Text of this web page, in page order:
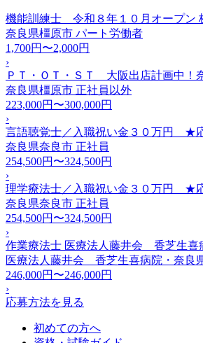
機能訓練士 令和８年１０月オープン
奈良県橿原市 パート労働者
1,700円〜2,000円
›
ＰＴ・ＯＴ・ＳＴ 大阪出店計画中！
奈良県橿原市 正社員以外
223,000円〜300,000円
›
言語聴覚士／入職祝い金３０万円 ★
奈良県奈良市 正社員
254,500円〜324,500円
›
理学療法士／入職祝い金３０万円 ★
奈良県奈良市 正社員
254,500円〜324,500円
›
作業療法士 医療法人藤井会 香芝生喜
医療法人藤井会 香芝生喜病院・奈良
246,000円〜246,000円
›
応募方法を見る
初めての方へ